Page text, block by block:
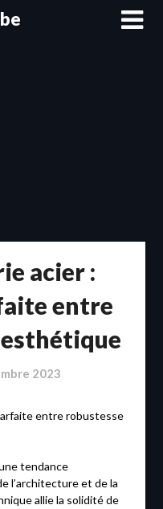
acier :
entre
2023
entre robustesse
tendance
l’architecture et de la
allie la solidité de